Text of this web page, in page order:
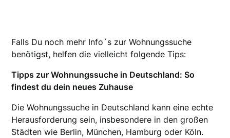
Falls Du noch mehr Info´s zur Wohnungssuche
benötigst, helfen die vielleicht folgende Tips:
Tipps zur Wohnungssuche in Deutschland: So
findest du dein neues Zuhause
Die Wohnungssuche in Deutschland kann eine echte
Herausforderung sein, insbesondere in den großen
Städten wie Berlin, München, Hamburg oder Köln.